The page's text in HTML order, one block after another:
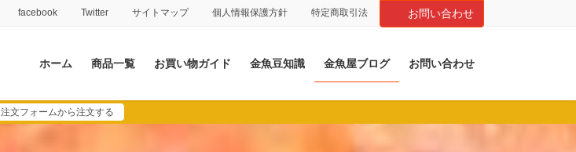
facebook Twitter サイトマップ 個人情報保護方針 特定商取引法 お問い合わせ
ホーム 商品一覧 お買い物ガイド 金魚豆知識 金魚屋ブログ お問い合わせ
注文フォームから注文する